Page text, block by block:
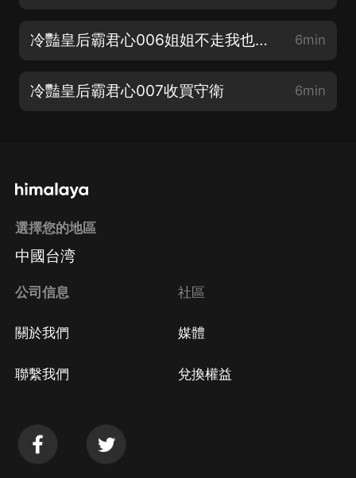
冷豔皇后霸君心006姐姐不走我也不走 6min
冷豔皇后霸君心007收買守衛 6min
選擇您的地區
中國台湾
公司信息
關於我們
聯繫我們
社區
媒體
兌換權益